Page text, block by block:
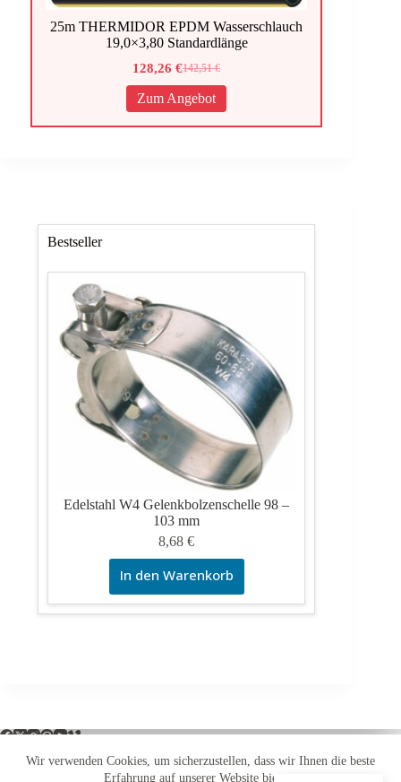
Wir verwenden Cookies, um sicherzustellen, dass wir Ihnen die beste
Erfahrung auf unserer Website bieten.
25m THERMIDOR EPDM Wasserschlauch
19,0×3,80 Standardlänge
142,51€
Ursprünglicher
Preis
war:
142,51 €
128,26€
Aktueller
Preis
ist:
128,26 €.
Zum Angebot
Bestseller
Edelstahl W4 Gelenkbolzenschelle 98 –
103 mm
8,68€
In den Warenkorb